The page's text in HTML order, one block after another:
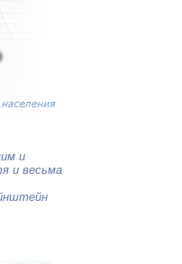
и
и весьма